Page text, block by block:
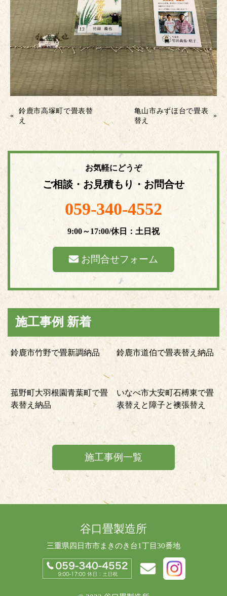
«
鈴鹿市高塚町で畳表替
え
亀山市みずほ台で畳表
替え
»
お気軽にどうぞ
ご相談・お見積もり・お問合せ
059-340-4552
9:00～17:00/休日：土日祝
お問合せフォーム
施工事例 新着
鈴鹿市竹野で畳新調納品 鈴鹿市道伯で畳表替え納品
菰野町大羽根園青葉町で畳
表替え納品
いなべ市大安町石榑東で畳
表替えと障子と襖張替え
施工事例一覧
谷口畳製造所
三重県四日市市まきのき台1丁目30番地